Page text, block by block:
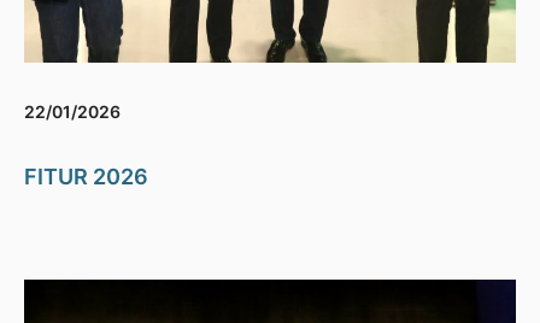
22/01/2026
FITUR 2026